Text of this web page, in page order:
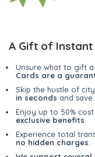
A Gift of
Unsure what to gift
Cards are a
Skip the hustle of
in seconds and
Enjoy up to 50%
exclusive benefits
Experience total
no hidden charges